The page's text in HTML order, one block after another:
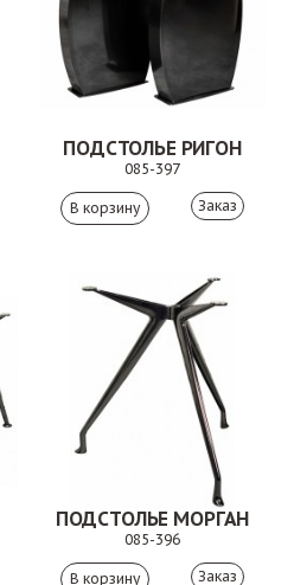
ПОДСТОЛЬЕ РИГОН
085-397
Заказ
ПОДСТОЛЬЕ МОРГАН
085-396
Заказ